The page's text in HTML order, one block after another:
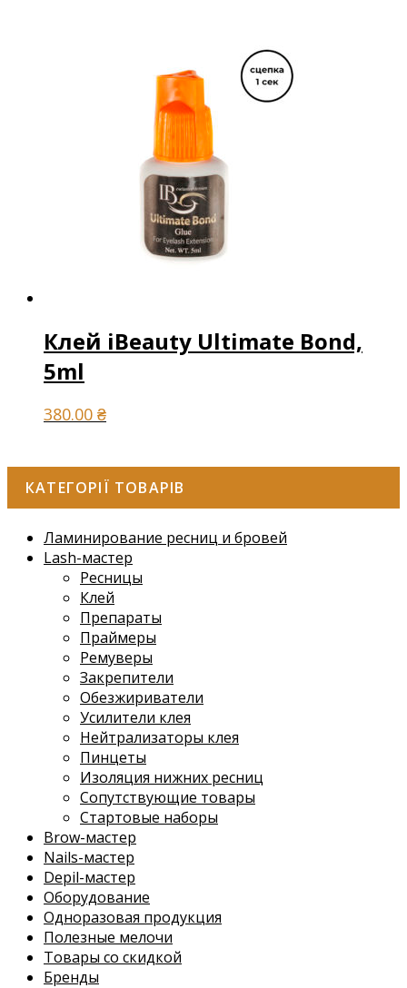
Клей iBeauty Ultimate Bond,
5ml
380.00 ₴
КАТЕГОРІЇ ТОВАРІВ
Ламинирование ресниц и бровей
Lash-мастер
Ресницы
Клей
Препараты
Праймеры
Ремуверы
Закрепители
Обезжириватели
Усилители клея
Нейтрализаторы клея
Пинцеты
Изоляция нижних ресниц
Сопутствующие товары
Стартовые наборы
Brow-мастер
Nails-мастер
Depil-мастер
Оборудование
Одноразовая продукция
Полезные мелочи
Товары со скидкой
Бренды